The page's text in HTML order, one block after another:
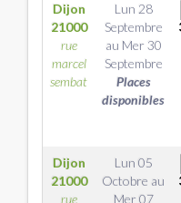
Dijon
21000
rue
marcel
sembat
Lun 28
Septembre
au Mer 30
Septembre
Places
disponibles
Dijon
21000
rue
Lun 05
Octobre au
Mer 07